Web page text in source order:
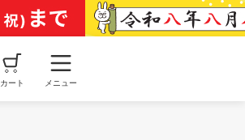
カート メニュー